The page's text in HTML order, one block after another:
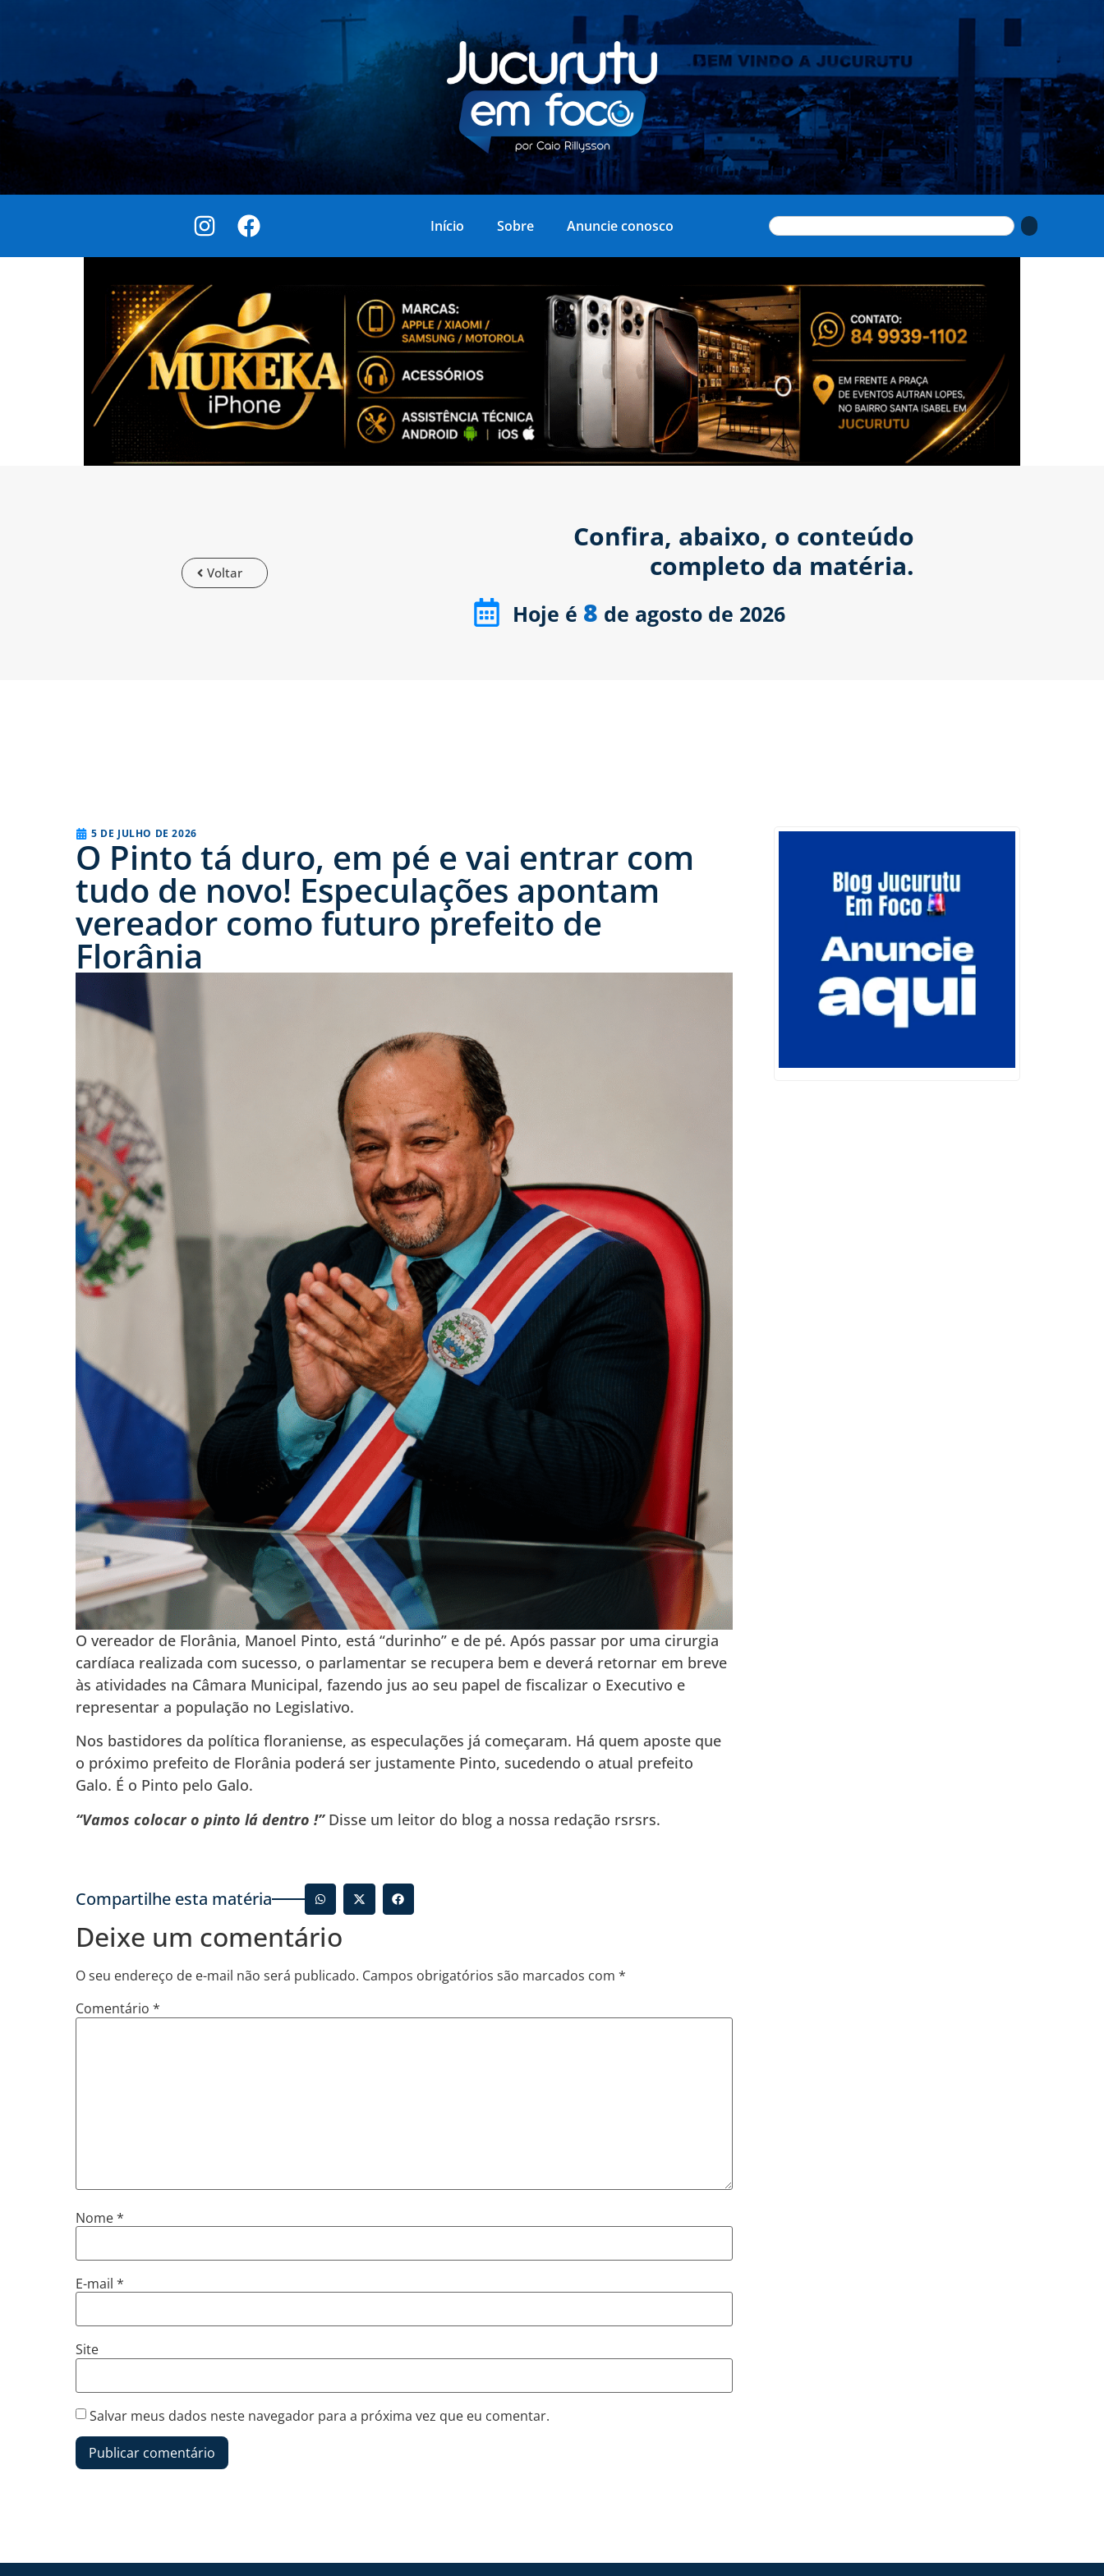
Início Sobre Anuncie conosco
Voltar
Confira, abaixo, o conteúdo
completo da matéria.
Hoje é 8 de agosto de 2026
5 DE JULHO DE 2026
O Pinto tá duro, em pé e vai entrar com
tudo de novo! Especulações apontam
vereador como futuro prefeito de
Florânia
O vereador de Florânia, Manoel Pinto, está “durinho” e de pé. Após passar por uma cirurgia
cardíaca realizada com sucesso, o parlamentar se recupera bem e deverá retornar em breve
às atividades na Câmara Municipal, fazendo jus ao seu papel de fiscalizar o Executivo e
representar a população no Legislativo.
Nos bastidores da política floraniense, as especulações já começaram. Há quem aposte que
o próximo prefeito de Florânia poderá ser justamente Pinto, sucedendo o atual prefeito
Galo. É o Pinto pelo Galo.
“Vamos colocar o pinto lá dentro !”Disse um leitor do blog a nossa redação rsrsrs.
Compartilhe esta matéria
Deixe um comentário
O seu endereço de e-mail não será publicado. Campos obrigatórios são marcados com *
Comentário *
Nome*
E-mail *
Site
Salvar meus dados neste navegador para a próxima vez que eu comentar.